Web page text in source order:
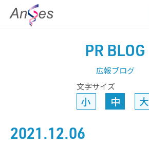
PR BLOG
広報ブログ
文字サイズ
小 中 大
2021.12.06